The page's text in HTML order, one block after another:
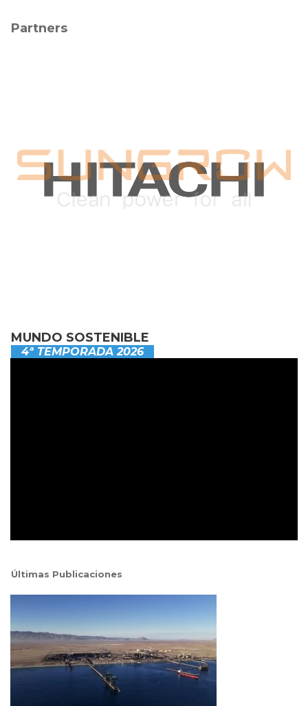
Partners
MUNDO SOSTENIBLE
4ª TEMPORADA 2026
Últimas Publicaciones